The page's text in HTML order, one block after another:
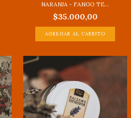
NARANJA - FANGO TE...
$35.000,00